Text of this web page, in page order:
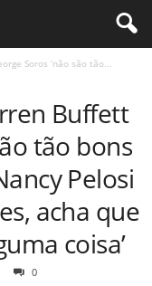
Soros ‘não são tão...
Buffett
tão bons
Pelosi
acha que
coisa’
0